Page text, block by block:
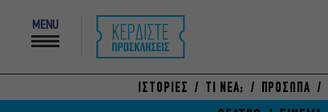
MENU
ΙΣΤΟΡΙΕΣ ΤΙ ΝΕΑ; ΠΡΟΣΩΠΑ